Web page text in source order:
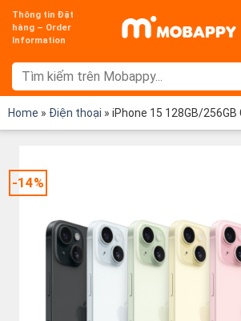
Chuyển
đến
dung
Thông tin Đặt
hàng – Order
Information
Home » Điện thoại » iPhone 15 128GB/256GB
-14%